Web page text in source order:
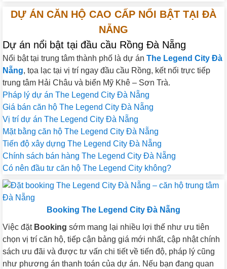
DỰ ÁN CĂN HỘ CAO CẤP NỔI BẬT TẠI ĐÀ
NẴNG
Dự án nổi bật tại đầu cầu Rồng Đà Nẵng
Nổi bật tại trung tâm thành phố là dự án The Legend City Đà
Nẵng, tọa lạc tại vị trí ngay đầu cầu Rồng, kết nối trực tiếp
trung tâm Hải Châu và biển Mỹ Khê – Sơn Trà.
Pháp lý dự án The Legend City Đà Nẵng
Giá bán căn hộ The Legend City Đà Nẵng
Vị trí dự án The Legend City Đà Nẵng
Mặt bằng căn hộ The Legend City Đà Nẵng
Tiến độ xây dựng The Legend City Đà Nẵng
Chính sách bán hàng The Legend City Đà Nẵng
Có nên đầu tư căn hộ The Legend City không?
Booking The Legend City Đà Nẵng
Việc đặt Booking sớm mang lại nhiều lợi thế như ưu tiên
chọn vị trí căn hộ, tiếp cận bảng giá mới nhất, cập nhật chính
sách ưu đãi và được tư vấn chi tiết về tiến độ, pháp lý cũng
như phương án thanh toán của dự án. Nếu bạn đang quan